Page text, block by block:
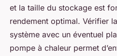
et la taille du stockage est
rendement optimal. Vérifier
système avec un éventuel
pompe à chaleur permet